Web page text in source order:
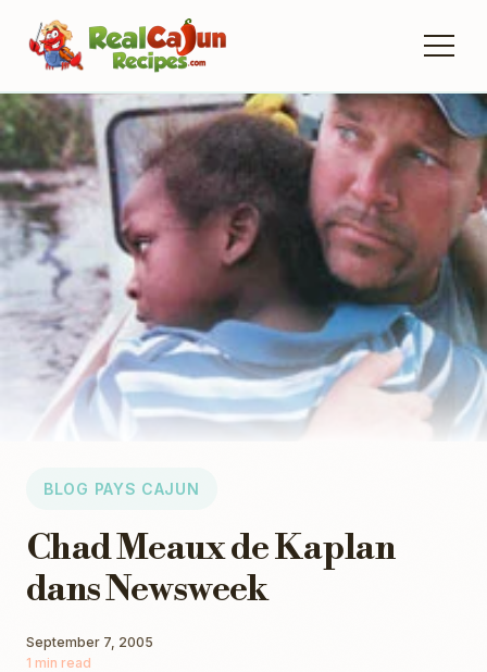
BLOG PAYS CAJUN
Chad Meaux de Kaplan
dans Newsweek
September 7, 2005
1 min read